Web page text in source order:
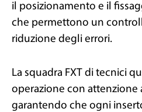
il posizionamento e il
che permettono un
riduzione degli errori.
La squadra FXT di tecnici
operazione con attenzione
garantendo che ogni